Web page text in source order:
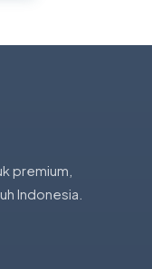
premium,
Indonesia.